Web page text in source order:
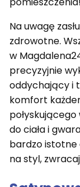
Na uwagę
zdrowotne.
w
precyzyjnie
oddychający i
komfort
do ciała i
bardzo istotne
na styl,